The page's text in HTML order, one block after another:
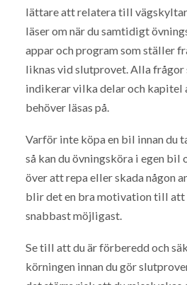
lättare att relatera till
läser om när du samtidigt
appar och program som ställer
liknas vid slutprovet. Alla frågor
indikerar vilka delar och kapitel
behöver läsas på.
Varför inte köpa en bil innan du
så kan du övningsköra i egen bil
över att repa eller skada någon
blir det en bra motivation till
snabbast möjligast.
Se till att du är förberedd och
körningen innan du gör